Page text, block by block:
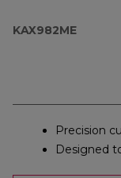
KAX982ME
Precision
Designed